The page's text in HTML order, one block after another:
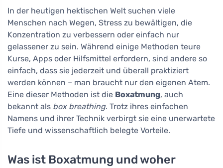
In der heutigen hektischen Welt suchen viele
Menschen nach Wegen, Stress zu bewältigen, die
Konzentration zu verbessern oder einfach nur
gelassener zu sein. Während einige Methoden teure
Kurse, Apps oder Hilfsmittel erfordern, sind andere so
einfach, dass sie jederzeit und überall praktiziert
werden können – man braucht nur den eigenen Atem.
Eine dieser Methoden ist die Boxatmung, auch
bekannt als box breathing. Trotz ihres einfachen
Namens und ihrer Technik verbirgt sie eine unerwartete
Tiefe und wissenschaftlich belegte Vorteile.
Was ist Boxatmung und woher